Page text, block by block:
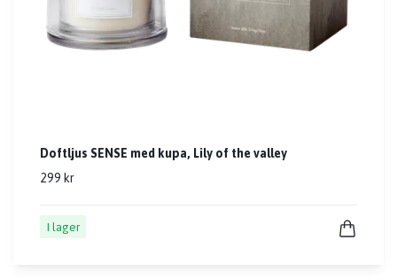
Doftljus SENSE med kupa, Lily of the valley
299 kr
I lager